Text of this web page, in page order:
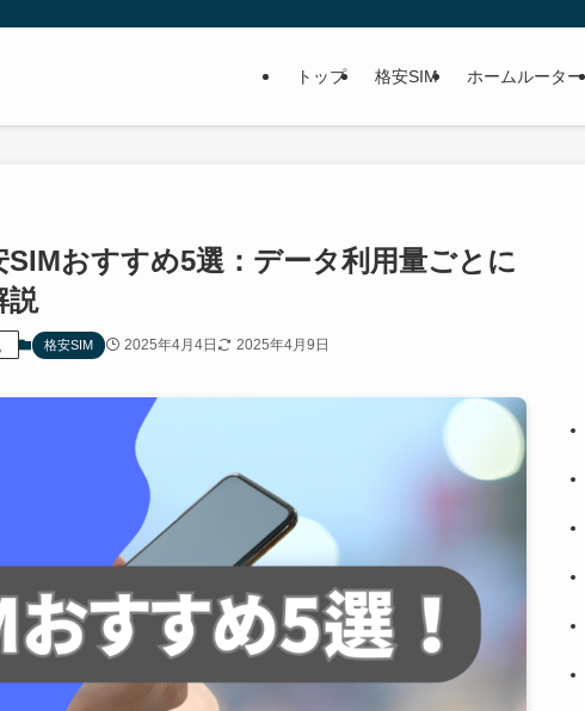
トップ 格安SIM ホームルーター
SIMおすすめ5選：データ利用量ごとに
説
格安SIM 2025年4月4日 2025年4月9日